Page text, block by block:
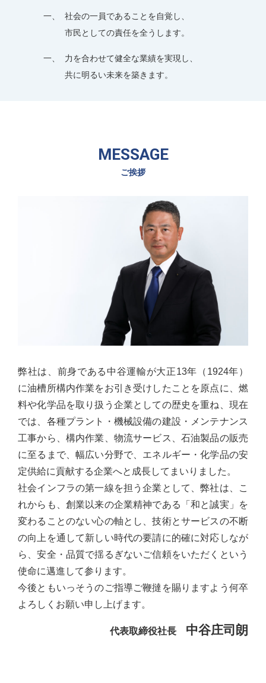
グループ会社一覧を見る
社会の⼀員であることを⾃覚し、
市⺠としての責任を全うします。
力を合わせて健全な業績を実現し、
共に明るい未来を築きます。
MESSAGE
ご挨拶
弊社は、前⾝である中⾕運輸が⼤正13年（1924年）
に油槽所構内作業をお引き受けしたことを原点に、燃
料や化学品を取り扱う企業としての歴史を重ね、現在
では、各種プラント・機械設備の建設・メンテナンス
⼯事から、構内作業、物流サービス、⽯油製品の販売
に⾄るまで、幅広い分野で、エネルギー・化学品の安
定供給に貢献する企業へと成⻑してまいりました。
社会インフラの第⼀線を担う企業として、弊社は、こ
れからも、創業以来の企業精神である「和と誠実」を
変わることのない⼼の軸とし、技術とサービスの不断
の向上を通して新しい時代の要請に的確に対応しなが
ら、安全・品質で揺るぎないご信頼をいただくという
使命に邁進して参ります。
今後ともいっそうのご指導ご鞭撻を賜りますよう何卒
よろしくお願い申し上げます。
代表取締役社長 中⾕庄司朗